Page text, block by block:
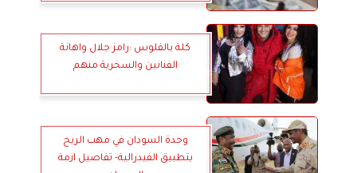
كلة بالفلوس :رامز جلال واهانة
الفنانين والسخرية منهم
وحدة السودان في مهب الريح
بتطبيق الفيدرالية- تفاصيل ازمة